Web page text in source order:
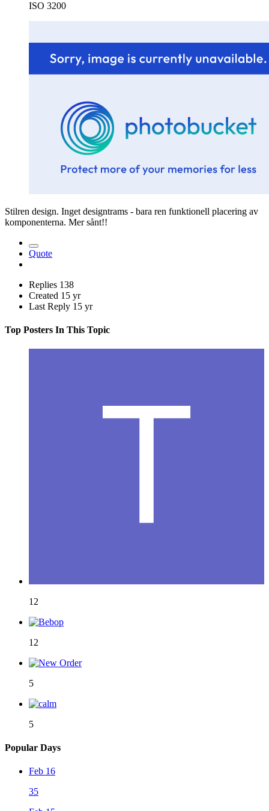
ISO 3200
Stilren design. Inget designtrams - bara ren funktionell placering av
komponenterna. Mer sånt!!
Quote
Replies 138
Created 15 yr
Last Reply 15 yr
Top Posters In This Topic
12
12
5
5
Popular Days
Feb 16
35